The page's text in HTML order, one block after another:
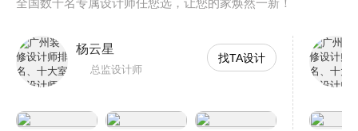
全国数千名专属设计师任您选，让您的家焕然一新！
杨云星
总监设计师
找TA设计